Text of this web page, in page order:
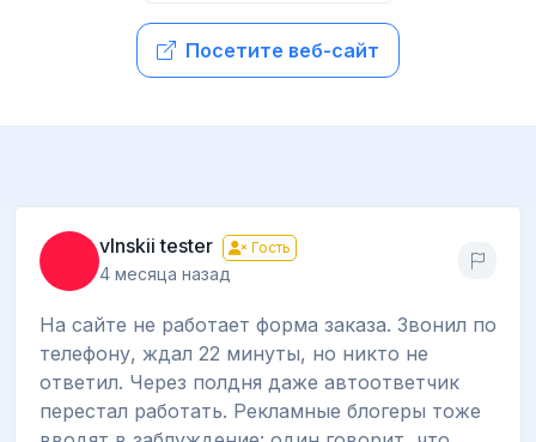
Посетите веб-сайт
vlnskii tester Гость
4 месяца назад
На сайте не работает форма заказа. Звонил по
телефону, ждал 22 минуты, но никто не
ответил. Через полдня даже автоответчик
перестал работать. Рекламные блогеры тоже